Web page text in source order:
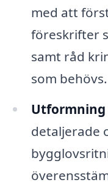
med att
föreskrifter
samt råd
som behövs.
detaljerade